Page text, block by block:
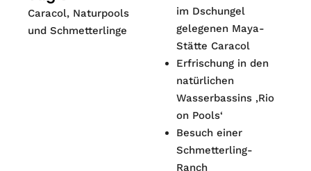
Caracol, Naturpools
und Schmetterlinge
im Dschungel
gelegenen Maya-
Stätte Caracol
Erfrischung in den
natürlichen
Wasserbassins ‚Rio
on Pools‘
Besuch einer
Schmetterling-
Ranch